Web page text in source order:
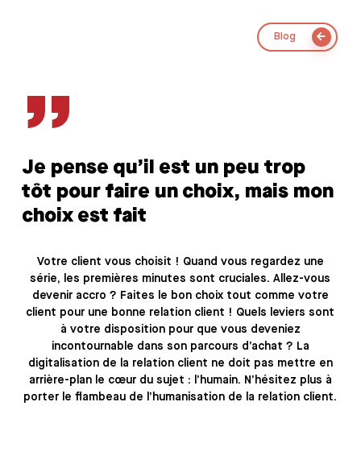
Blog
”
Je pense qu’il est un peu trop
tôt pour faire un choix, mais mon
choix est fait
Votre client vous choisit ! Quand vous regardez une
série, les premières minutes sont cruciales. Allez-vous
devenir accro ? Faites le bon choix tout comme votre
client pour une bonne relation client ! Quels leviers sont
à votre disposition pour que vous deveniez
incontournable dans son parcours d’achat ? La
digitalisation de la relation client ne doit pas mettre en
arrière-plan le cœur du sujet : l’humain. N’hésitez plus à
porter le flambeau de l’humanisation de la relation client.